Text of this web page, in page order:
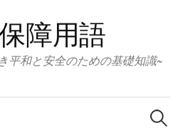
障用語
平和と安全のための基礎知識~
検
索: